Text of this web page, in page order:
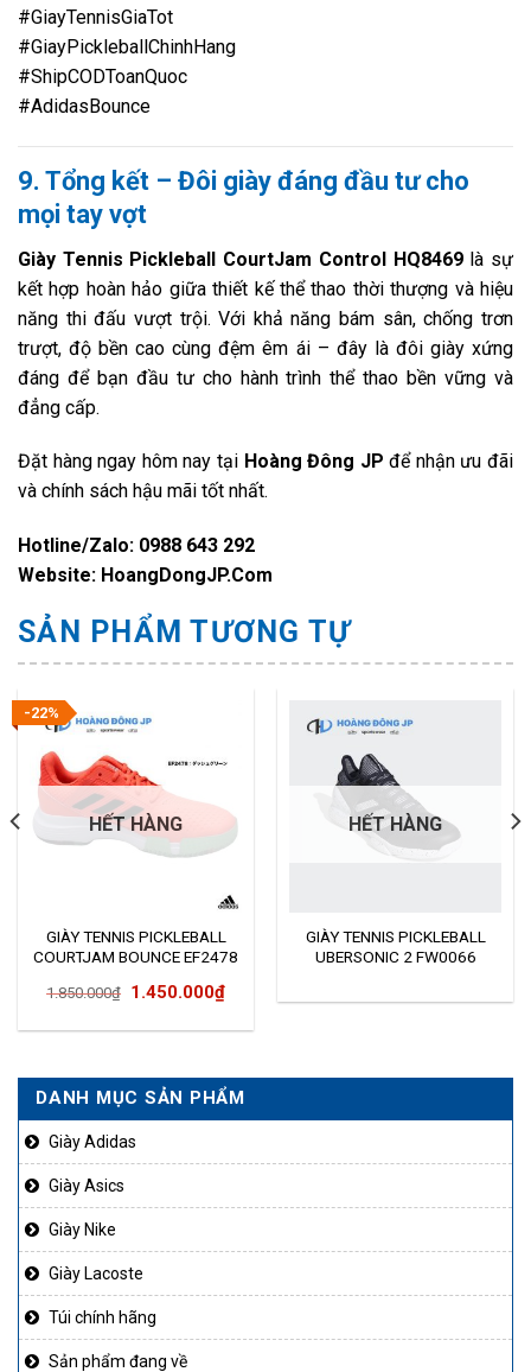
DANH MỤC SẢN PHẨM
Giày Adidas
Giày Asics
Giày Nike
Giày Lacoste
Túi chính hãng
Sản phẩm đang về
#GiayTennisGiaTot
#GiayPickleballChinhHang
#ShipCODToanQuoc
#AdidasBounce
9. Tổng kết – Đôi giày đáng đầu tư cho
mọi tay vợt
Giày Tennis Pickleball CourtJam Control HQ8469là sự
kết hợp hoàn hảo giữa thiết kế thể thao thời thượng và hiệu
năng thi đấu vượt trội. Với khả năng bám sân, chống trơn
trượt, độ bền cao cùng đệm êm ái – đây là đôi giày xứng
đáng để bạn đầu tư cho hành trình thể thao bền vững và
đẳng cấp.
Đặt hàng ngay hôm nay tại Hoàng Đông JP để nhận ưu đãi
và chính sách hậu mãi tốt nhất.
Hotline/Zalo: 0988 643 292
Website: HoangDongJP.Com
SẢN PHẨM TƯƠNG TỰ
-22%
HẾT HÀNG
GIÀY TENNIS PICKLEBALL
COURTJAM BOUNCE EF2478
1.850.000₫ Giá
1.850.000₫.
1.450.000₫Giá
là:
1.450.000₫.
HẾT HÀNG
GIÀY TENNIS PICKLEBALL
UBERSONIC 2 FW0066